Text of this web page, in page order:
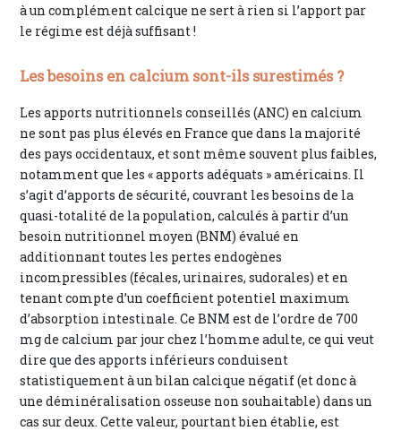
à un complément calcique ne sert à rien si l’apport par
le régime est déjà suffisant !
Les besoins en calcium sont-ils surestimés ?
Les apports nutritionnels conseillés (ANC) en calcium
ne sont pas plus élevés en France que dans la majorité
des pays occidentaux, et sont même souvent plus faibles,
notamment que les « apports adéquats » américains. Il
s’agit d’apports de sécurité, couvrant les besoins de la
quasi-totalité de la population, calculés à partir d’un
besoin nutritionnel moyen (BNM) évalué en
additionnant toutes les pertes endogènes
incompressibles (fécales, urinaires, sudorales) et en
tenant compte d’un coefficient potentiel maximum
d’absorption intestinale. Ce BNM est de l’ordre de 700
mg de calcium par jour chez l’homme adulte, ce qui veut
dire que des apports inférieurs conduisent
statistiquement à un bilan calcique négatif (et donc à
une déminéralisation osseuse non souhaitable) dans un
cas sur deux. Cette valeur, pourtant bien établie, est